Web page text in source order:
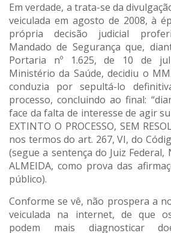
Em verdade, a trata-se da
veiculada em agosto de 2008, à
própria decisão judicial
Mandado de Segurança que,
Portaria nº 1.625, de 10 de
Ministério da Saúde, decidiu o
conduzia por sepultá-lo
processo, concluindo ao final:
face da falta de interesse de agir
EXTINTO O PROCESSO, SEM
nos termos do art. 267, VI, do
(segue a sentença do Juiz Federal,
ALMEIDA, como prova das
público).
Conforme se vê, não prospera a
veiculada na internet, de que
podem mais diagnosticar